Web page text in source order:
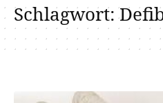
Schlagwort: